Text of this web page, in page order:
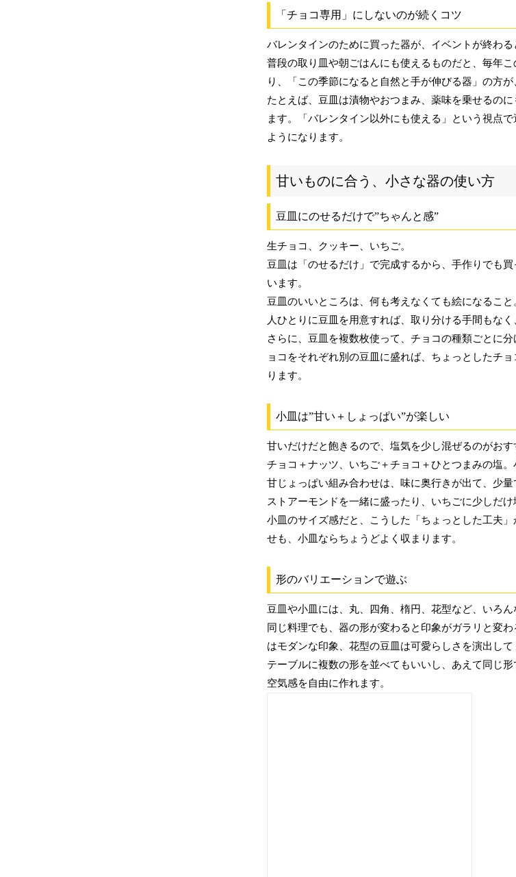
「チョコ専用」にしないのが続くコツ
バレンタインのために買った器が、イベントが終わる
普段の取り皿や朝ごはんにも使えるものだと、毎年
り、「この季節になると自然と手が伸びる器」の方が
たとえば、豆皿は漬物やおつまみ、薬味を乗せるの
ます。「バレンタイン以外にも使える」という視点
ようになります。
甘いものに合う、小さな器の使い方
豆皿にのせるだけで”ちゃんと感”
生チョコ、クッキー、いちご。
豆皿は「のせるだけ」で完成するから、手作りでも
います。
豆皿のいいところは、何も考えなくても絵になるこ
人ひとりに豆皿を用意すれば、取り分ける手間もなく
さらに、豆皿を複数枚使って、チョコの種類ごとに
ョコをそれぞれ別の豆皿に盛れば、ちょっとしたチ
ります。
小皿は”甘い＋しょっぱい”が楽しい
甘いだけだと飽きるので、塩気を少し混ぜるのがおす
チョコ＋ナッツ、いちご＋チョコ＋ひとつまみの塩
甘じょっぱい組み合わせは、味に奥行きが出て、少
ストアーモンドを一緒に盛ったり、いちごに少しだ
小皿のサイズ感だと、こうした「ちょっとした工夫
せも、小皿ならちょうどよく収まります。
形のバリエーションで遊ぶ
豆皿や小皿には、丸、四角、楕円、花型など、いろん
同じ料理でも、器の形が変わると印象がガラリと変
はモダンな印象、花型の豆皿は可愛らしさを演出して
テーブルに複数の形を並べてもいいし、あえて同じ
空気感を自由に作れます。